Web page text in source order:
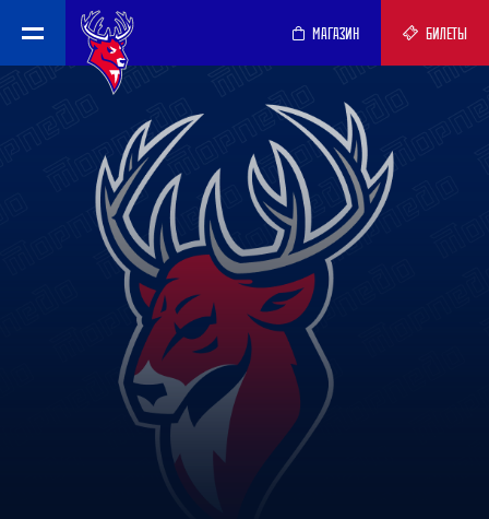
МАГАЗИН БИЛЕТЫ